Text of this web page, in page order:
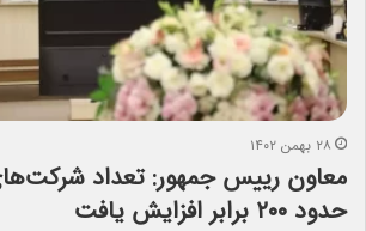
۲۸ بهمن ۱۴۰۲
معاون رییس جمهور: تعداد
حدود ۲۰۰ برابر افزایش یافت